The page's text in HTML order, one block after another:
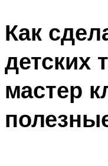
Как
детских
мастер